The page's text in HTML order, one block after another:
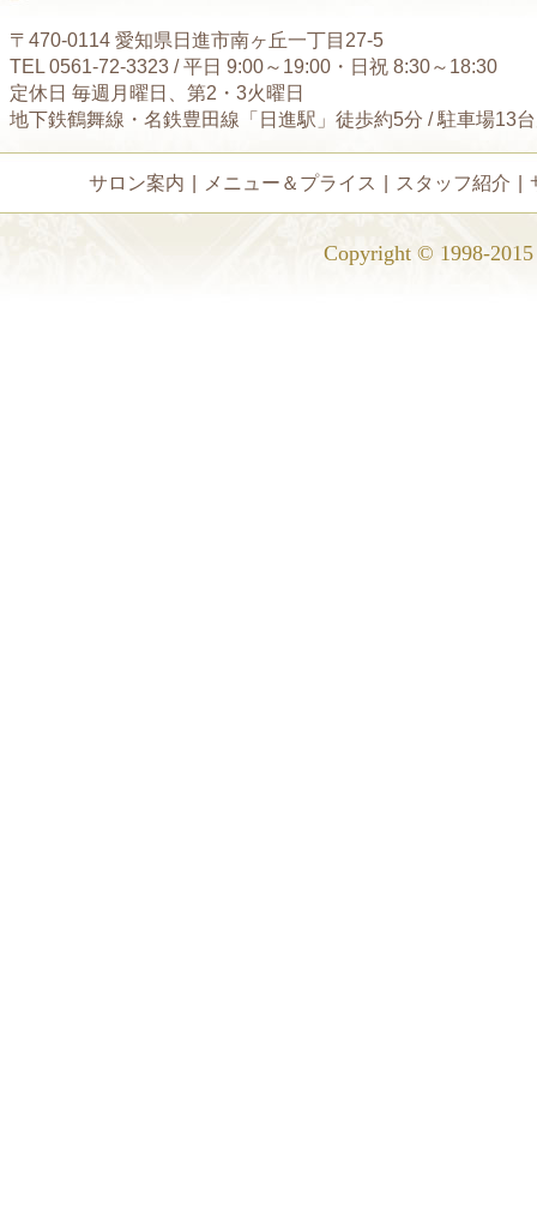
〒470-0114 愛知県日進市南ヶ丘一丁目27-5
TEL 0561-72-3323 / 平日 9:00～19:00・日祝 8:30～18:30
定休日 毎週月曜日、第2・3火曜日
地下鉄鶴舞線・名鉄豊田線「日進駅」徒歩約5分 / 駐車場13
サロン案内 メニュー＆プライス スタッフ紹介
Copyright © 1998-